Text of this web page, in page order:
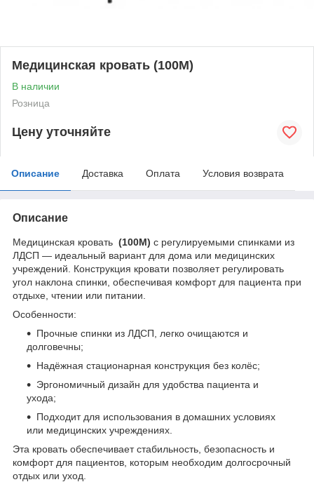
Медицинская кровать (100M)
В наличии
Розница
Цену уточняйте
Описание Доставка Оплата Условия возврата
Описание
Медицинская кровать (100M) с регулируемыми спинками из
ЛДСП — идеальный вариант для дома или медицинских
учреждений. Конструкция кровати позволяет регулировать
угол наклона спинки, обеспечивая комфорт для пациента при
отдыхе, чтении или питании.
Особенности:
Прочные спинки из ЛДСП, легко очищаются и
долговечны;
Надёжная стационарная конструкция без колёс;
Эргономичный дизайн для удобства пациента и
ухода;
Подходит для использования в домашних условиях
или медицинских учреждениях.
Эта кровать обеспечивает стабильность, безопасность и
комфорт для пациентов, которым необходим долгосрочный
отдых или уход.